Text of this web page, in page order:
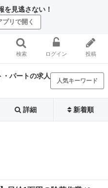
を見逃さない！
プリで開く
検索 ログイン 投稿
パートの求人
人気キーワード
詳細 新着順